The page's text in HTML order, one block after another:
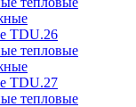
TDU.26
тепловые
TDU.27
тепловые